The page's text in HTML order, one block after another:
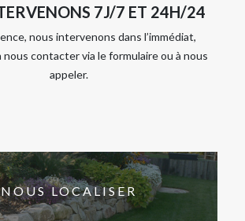
7J/7 ET 24H/24
nous intervenons dans l’immédiat,
nous contacter via le formulaire ou à nous
appeler.
NOUS LOCALISER